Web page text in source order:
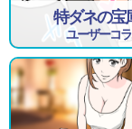
特ダネの宝
ユーザーコ